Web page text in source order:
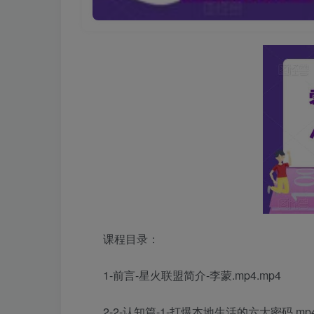
课程目录：
1-前言-星火联盟简介-李蒙.mp4.mp4